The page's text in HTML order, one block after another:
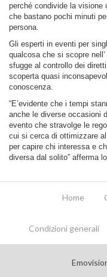
perché condivide la visione
che bastano pochi minuti
persona.
Gli esperti in eventi per
qualcosa che si scopre
sfugge al controllo dei
scoperta quasi
conoscenza.
“E’evidente che i tempi
anche le diverse occasioni
evento che stravolge le
cui si cerca di ottimizzare
per capire chi interessa e
diversa dal solito” afferma
Home
Condizioni generali